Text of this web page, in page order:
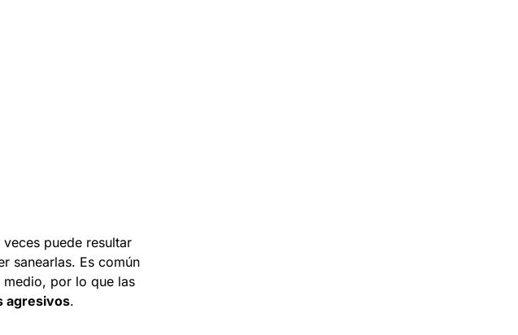
puede resultar
sanearlas. Es común
medio, por lo que las
agresivos.